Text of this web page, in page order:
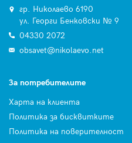
гр. Николаево 6190
ул. Георги Бенковски № 9
04330 2072
obsavet@nikolaevo.net
За потребителите
Харта на клиента
Политика за бисквитките
Политика на поверителност